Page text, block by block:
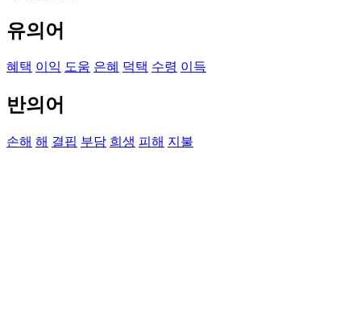
유의어
혜택 이익 도움 은혜 덕택 수령 이득
반의어
손해 해 결핍 부담 희생 피해 지불